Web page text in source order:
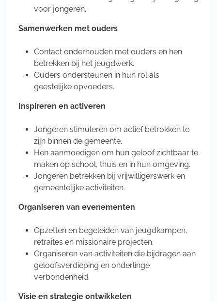
voor jongeren.
Samenwerken met ouders
Contact onderhouden met ouders en hen
betrekken bij het jeugdwerk.
Ouders ondersteunen in hun rol als
geestelijke opvoeders.
Inspireren en activeren
Jongeren stimuleren om actief betrokken te
zijn binnen de gemeente.
Hen aanmoedigen om hun geloof zichtbaar te
maken op school, thuis en in hun omgeving.
Jongeren betrekken bij vrijwilligerswerk en
gemeentelijke activiteiten.
Organiseren van evenementen
Opzetten en begeleiden van jeugdkampen,
retraites en missionaire projecten.
Organiseren van activiteiten die bijdragen aan
geloofsverdieping en onderlinge
verbondenheid.
Visie en strategie ontwikkelen